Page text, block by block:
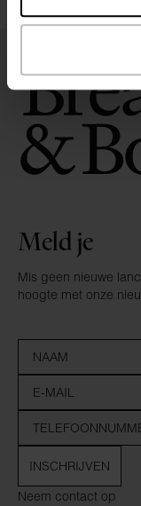
Neem contact op
Meld je
Mis geen nieuwe
hoogte met onze
INSCHRIJVEN